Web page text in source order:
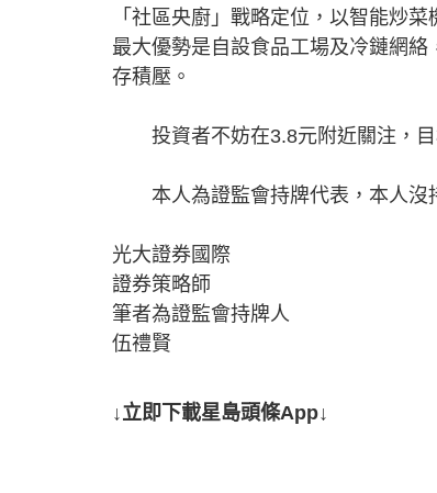
「社區央廚」戰略定位，以智能炒
最大優勢是自設食品工場及冷鏈網
存積壓。
投資者不妨在3.8元附近關注，目
本人為證監會持牌代表，本人沒
光大證券國際
證券策略師
筆者為證監會持牌人
伍禮賢
↓立即下載星島頭條App↓